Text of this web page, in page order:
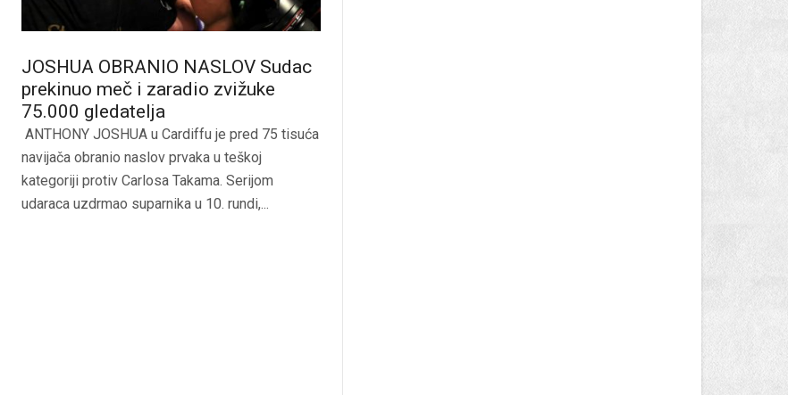
JOSHUA OBRANIO NASLOV Sudac
prekinuo meč i zaradio zvižuke
75.000 gledatelja
ANTHONY JOSHUA u Cardiffu je pred 75 tisuća
navijača obranio naslov prvaka u teškoj
kategoriji protiv Carlosa Takama. Serijom
udaraca uzdrmao suparnika u 10. rundi,...